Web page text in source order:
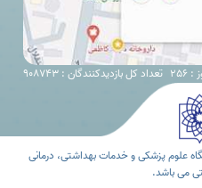
تعداد کل بازدیدکنندگان : 908743
علوم پزشکی و خدمات بهداشتی، درمانی
می باشد.